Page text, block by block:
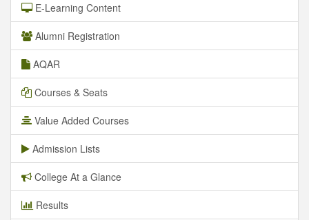
E-Learning Content
Alumni Registration
AQAR
Courses & Seats
Value Added Courses
Admission Lists
College At a Glance
Results